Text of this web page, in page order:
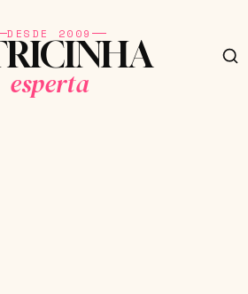
DESDE 2009
esperta